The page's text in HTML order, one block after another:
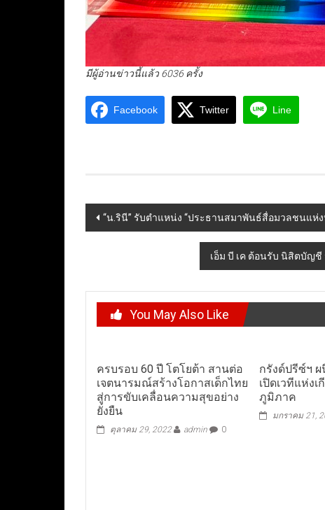
มีผู้อ่านข่าวนี้แล้ว 6036 ครั้ง
Facebook Twitter Line
Post
“น.รินี” รับตำแหน่ง “ประธานสมาพันธ์สื่อมวลชนแห่ง
เอ็ม บี เค ต้อนรับ นิสิตบัญ
You May Also Like
ครบรอบ 60 ปี โตโยต้า สานต่อ
เจตนารมณ์สร้างโอกาสเด็กไทย
สู่การขับเคลื่อนความสุขอย่าง
ยั่งยืน
ตุลาคม 29, 2022 admin 0
กรังด์ปรีซ์ฯ ผ
เปิดเวทีแห่ง
ภูมิภาค
มกราคม 21,